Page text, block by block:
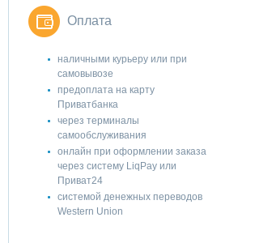
Оплата
наличными курьеру или при
самовывозе
предоплата на карту
Приватбанка
через терминалы
самообслуживания
онлайн при оформлении заказа
через систему LiqPay или
Приват24
системой денежных переводов
Western Union